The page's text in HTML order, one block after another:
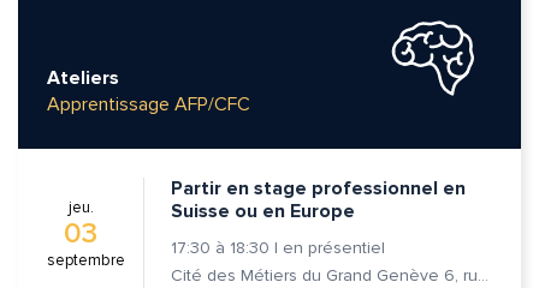
Ateliers
Apprentissage AFP/CFC
jeu.
03
septembre
Partir en stage professionnel en
Suisse ou en Europe
17:30 à 18:30 | en présentiel
Cité des Métiers du Grand Genève 6, rue Prévost-Martin 1205 Genève